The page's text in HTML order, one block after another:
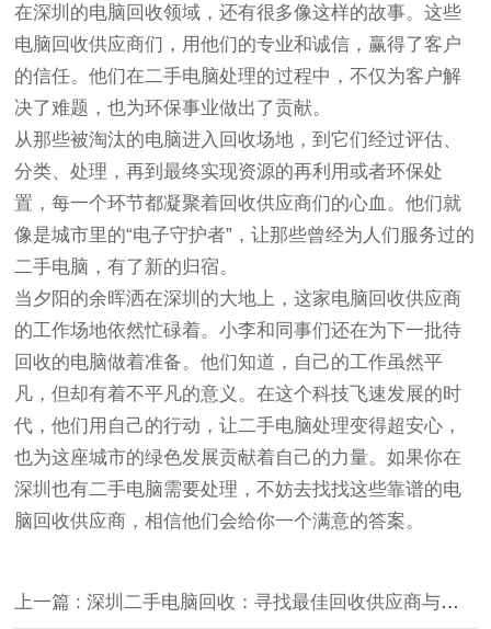
在深圳的电脑回收领域，还有很多像这样的故事。这些
电脑回收供应商们，用他们的专业和诚信，赢得了客户
的信任。他们在二手电脑处理的过程中，不仅为客户解
决了难题，也为环保事业做出了贡献。
从那些被淘汰的电脑进入回收场地，到它们经过评估、
分类、处理，再到最终实现资源的再利用或者环保处
置，每一个环节都凝聚着回收供应商们的心血。他们就
像是城市里的“电子守护者”，让那些曾经为人们服务过的
二手电脑，有了新的归宿。
当夕阳的余晖洒在深圳的大地上，这家电脑回收供应商
的工作场地依然忙碌着。小李和同事们还在为下一批待
回收的电脑做着准备。他们知道，自己的工作虽然平
凡，但却有着不平凡的意义。在这个科技飞速发展的时
代，他们用自己的行动，让二手电脑处理变得超安心，
也为这座城市的绿色发展贡献着自己的力量。如果你在
深圳也有二手电脑需要处理，不妨去找找这些靠谱的电
脑回收供应商，相信他们会给你一个满意的答案。
上一篇 : 深圳二手电脑回收：寻找最佳回收供应商与电脑公司